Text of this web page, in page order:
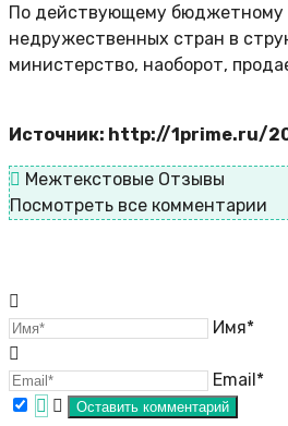
По действующему бюджетному
недружественных стран в
министерство, наоборот,
Источник: http://1prime.ru/
Межтекстовые Отзывы
Посмотреть все комментарии
Имя*
Email*